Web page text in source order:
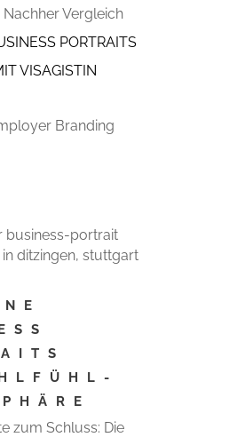
Vergleich
PORTRAITS
VISAGISTIN
zum Schluss: Die